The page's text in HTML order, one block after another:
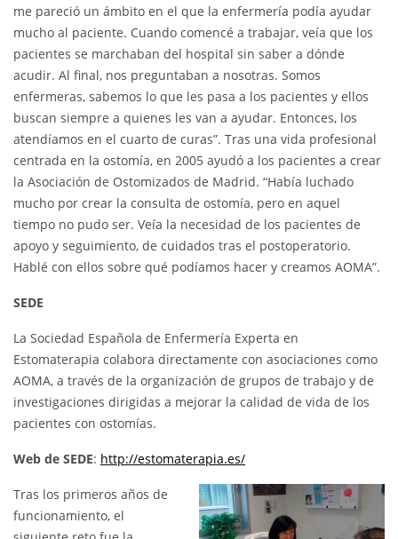
me pareció un ámbito en el que la enfermería podía ayudar
mucho al paciente. Cuando comencé a trabajar, veía que los
pacientes se marchaban del hospital sin saber a dónde
acudir. Al final, nos preguntaban a nosotras. Somos
enfermeras, sabemos lo que les pasa a los pacientes y ellos
buscan siempre a quienes les van a ayudar. Entonces, los
atendíamos en el cuarto de curas”. Tras una vida profesional
centrada en la ostomía, en 2005 ayudó a los pacientes a crear
la Asociación de Ostomizados de Madrid. “Había luchado
mucho por crear la consulta de ostomía, pero en aquel
tiempo no pudo ser. Veía la necesidad de los pacientes de
apoyo y seguimiento, de cuidados tras el postoperatorio.
Hablé con ellos sobre qué podíamos hacer y creamos AOMA”.
SEDE
La Sociedad Española de Enfermería Experta en
Estomaterapia colabora directamente con asociaciones como
AOMA, a través de la organización de grupos de trabajo y de
investigaciones dirigidas a mejorar la calidad de vida de los
pacientes con ostomías.
Web de SEDE: http://estomaterapia.es/
Tras los primeros años de
funcionamiento, el